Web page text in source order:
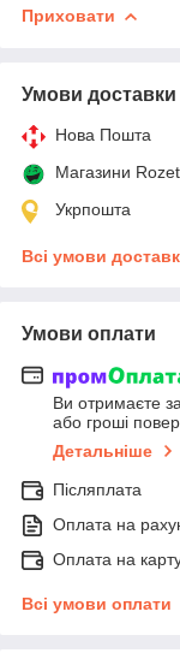
Приховати
Умови доставки
Нова Пошта
Магазини
Укрпошта
Всі умови
Умови оплати
Ви отримаєте
або гроші
Детальніше
Післяплата
Оплата на
Оплата на
Всі умови оплати